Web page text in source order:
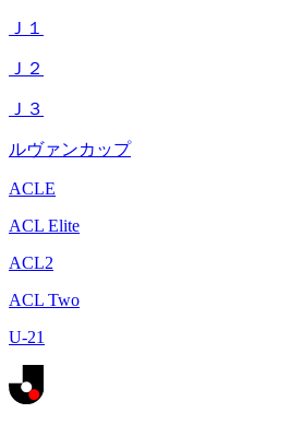
Ｊ１
Ｊ２
Ｊ３
ルヴァンカップ
ACLE
ACL Elite
ACL2
ACL Two
U-21